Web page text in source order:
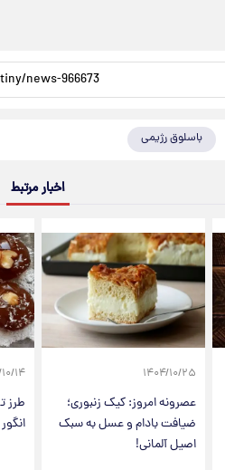
باسلوق رژیمی
اخبار مرتبط
۱۴۰۴/۱۰/۲۵
عصرونه امروز: کیک زنبوری؛
ضیافت بادام و عسل به سبک
اصیل آلمانی!
طرز
انگور